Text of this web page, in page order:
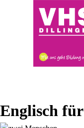
Englisch